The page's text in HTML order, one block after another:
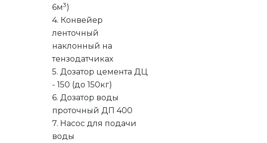
6м3)
4. Конвейер
ленточный
наклонный на
тензодатчиках
5. Дозатор цемента ДЦ
- 150 (до 150кг)
6. Дозатор воды
проточный ДП 400
7. Насос для подачи
воды